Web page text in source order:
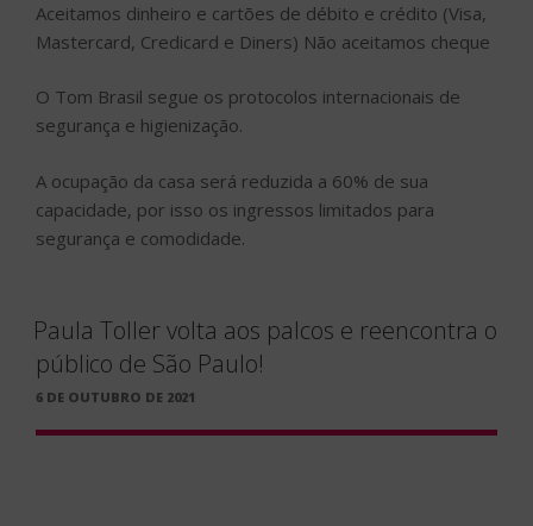
Aceitamos dinheiro e cartões de débito e crédito (Visa,
Mastercard, Credicard e Diners) Não aceitamos cheque
O Tom Brasil segue os protocolos internacionais de
segurança e higienização.
A ocupação da casa será reduzida a 60% de sua
capacidade, por isso os ingressos limitados para
segurança e comodidade.
Paula Toller volta aos palcos e reencontra o
público de São Paulo!
PUBLICADO
6 DE OUTUBRO DE 2021